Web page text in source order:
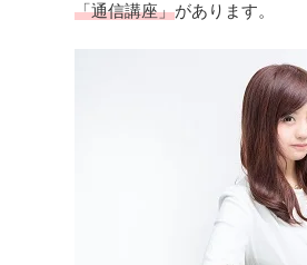
「通信講座」があります。